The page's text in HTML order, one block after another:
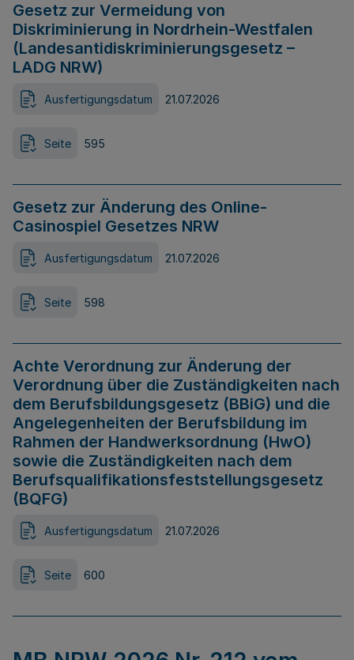
Gesetz zur Vermeidung von
Diskriminierung in Nordrhein-Westfalen
(Landesantidiskriminierungsgesetz –
LADG NRW)
Ausfertigungsdatum 21.07.2026
Seite 595
Gesetz zur Änderung des Online-
Casinospiel Gesetzes NRW
Ausfertigungsdatum 21.07.2026
Seite 598
Achte Verordnung zur Änderung der
Verordnung über die Zuständigkeiten nach
dem Berufsbildungsgesetz (BBiG) und die
Angelegenheiten der Berufsbildung im
Rahmen der Handwerksordnung (HwO)
sowie die Zuständigkeiten nach dem
Berufsqualifikationsfeststellungsgesetz
(BQFG)
Ausfertigungsdatum 21.07.2026
Seite 600